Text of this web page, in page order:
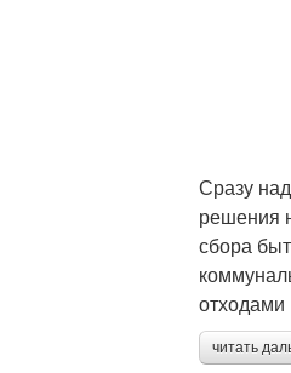
Сразу
решения
сбора
читать